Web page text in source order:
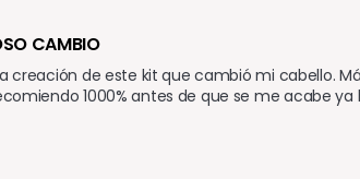
CAMBIO
creación de este kit que cambió mi cabello.
1000% antes de que se me acabe